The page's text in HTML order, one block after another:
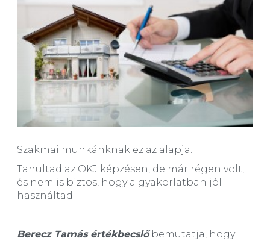
Szakmai munkánknak ez az alapja.
Tanultad az OKJ képzésen, de már régen volt,
és nem is biztos, hogy a gyakorlatban jól
használtad.
Berecz Tamás értékbecslőbemutatja, hogy